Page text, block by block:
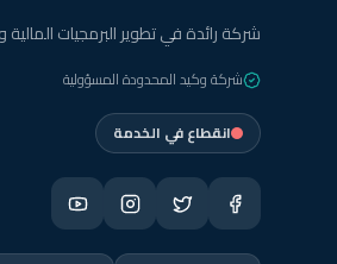
شركة رائدة في تطوير البرمجيات المالية
شركة وكيد المحدودة المسؤولية
انقطاع في الخدمة